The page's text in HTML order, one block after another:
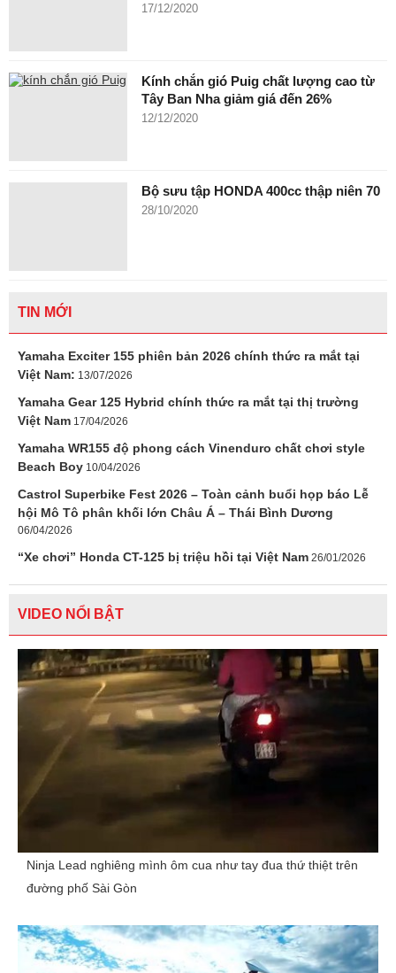
17/12/2020
Kính chắn gió Puig chất lượng cao từ
Tây Ban Nha giảm giá đến 26%
12/12/2020
Bộ sưu tập HONDA 400cc thập niên 70
28/10/2020
TIN MỚI
Yamaha Exciter 155 phiên bản 2026 chính thức ra mắt tại
Việt Nam: 13/07/2026
Yamaha Gear 125 Hybrid chính thức ra mắt tại thị trường
Việt Nam 17/04/2026
Yamaha WR155 độ phong cách Vinenduro chất chơi style
Beach Boy 10/04/2026
Castrol Superbike Fest 2026 – Toàn cảnh buổi họp báo Lễ
hội Mô Tô phân khối lớn Châu Á – Thái Bình Dương
06/04/2026
“Xe chơi” Honda CT-125 bị triệu hồi tại Việt Nam 26/01/2026
VIDEO NỔI BẬT
Ninja Lead nghiêng mình ôm cua như tay đua thứ thiệt trên
đường phố Sài Gòn